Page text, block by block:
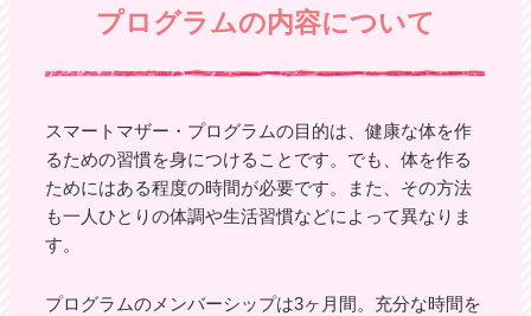
プログラムの内容について
スマートマザー・プログラムの目的は、健康な体を作
るための習慣を身につけることです。でも、体を作る
ためにはある程度の時間が必要です。また、その方法
も一人ひとりの体調や生活習慣などによって異なりま
す。
プログラムのメンバーシップは3ヶ月間。充分な時間を